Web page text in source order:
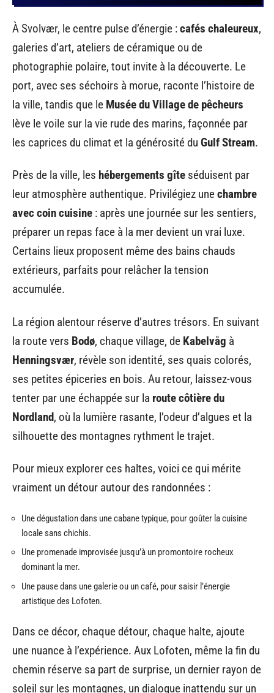
À Svolvær, le centre pulse d’énergie :cafés chaleureux,
galeries d’art, ateliers de céramique ou de
photographie polaire, tout invite à la découverte. Le
port, avec ses séchoirs à morue, raconte l’histoire de
la ville, tandis que le Musée du Village de pêcheurs
lève le voile sur la vie rude des marins, façonnée par
les caprices du climat et la générosité du Gulf Stream.
Près de la ville, les hébergements gîte séduisent par
leur atmosphère authentique. Privilégiez unechambre
avec coin cuisine : après une journée sur les sentiers,
préparer un repas face à la mer devient un vrai luxe.
Certains lieux proposent même des bains chauds
extérieurs, parfaits pour relâcher la tension
accumulée.
La région alentour réserve d’autres trésors. En suivant
la route vers Bodø, chaque village, de Kabelvåg à
Henningsvær, révèle son identité, ses quais colorés,
ses petites épiceries en bois. Au retour, laissez-vous
tenter par une échappée sur la route côtière du
Nordland, où la lumière rasante, l’odeur d’algues et la
silhouette des montagnes rythment le trajet.
Pour mieux explorer ces haltes, voici ce qui mérite
vraiment un détour autour des randonnées :
Une dégustation dans une cabane typique, pour goûter la cuisine
locale sans chichis.
Une promenade improvisée jusqu’à un promontoire rocheux
dominant la mer.
Une pause dans une galerie ou un café, pour saisir l’énergie
artistique des Lofoten.
Dans ce décor, chaque détour, chaque halte, ajoute
une nuance à l’expérience. Aux Lofoten, même la fin du
chemin réserve sa part de surprise, un dernier rayon de
soleil sur les montagnes, un dialogue inattendu sur un